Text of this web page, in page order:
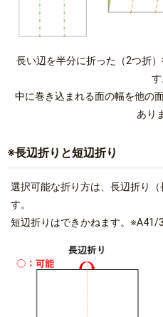
長い辺を半分に折った（2つ折
す
中に巻き込まれる面の幅を他の
あり
※長辺折りと短辺折り
選択可能な折り方は、長辺折り
す。
短辺折りはできかねます。※A41/